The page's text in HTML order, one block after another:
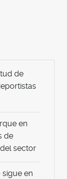
de
en
de
sector
en